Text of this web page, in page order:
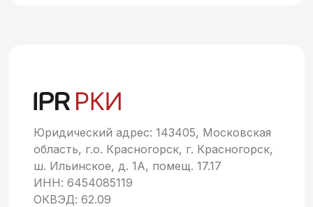
Юридический адрес: 143405, Московская
область, г.о. Красногорск, г. Красногорск,
ш. Ильинское, д. 1А, помещ. 17.17
ИНН: 6454085119
ОКВЭД: 62.09